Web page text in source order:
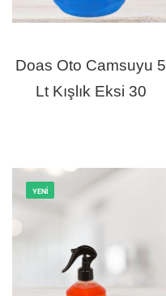
Doas Oto Camsuyu 5
Lt Kışlık Eksi 30
YENI